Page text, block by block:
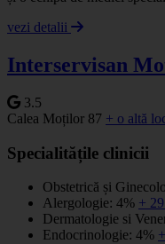
vezi detalii
Interservisan
3.5
Calea Moților 87 + o altă
Specialitățile clinicii
Obstetrică și
Alergologie: 4% +
Dermatologie si
Endocrinologie: 4%